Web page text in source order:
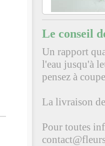
Le conseil
Un rapport
l'eau jusqu'à
pensez à
La livraison
Pour toutes